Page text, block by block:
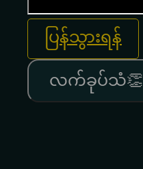
ပြန်သွားရန်
လက်ခုပ်သံ👏